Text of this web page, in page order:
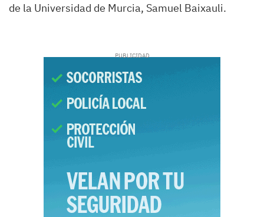
de la Universidad de Murcia, Samuel Baixauli.